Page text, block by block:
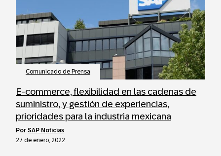
Comunicado de Prensa
E-commerce, flexibilidad en las cadenas de
suministro, y gestión de experiencias,
prioridades para la industria mexicana
por SAP Noticias
27 de enero, 2022